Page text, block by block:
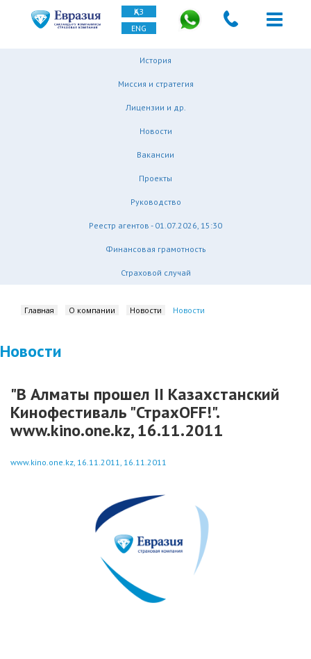
ҚАЗ
ENG
История
Миссия и стратегия
Лицензии и др.
Новости
Вакансии
Проекты
Руководство
Реестр агентов - 01.07.2026, 15:30
Финансовая грамотность
Страховой случай
Главная О компании Новости Новости
Новости
"В Алматы прошел II Казахстанский
Кинофестиваль "СтрахOFF!".
www.kino.one.kz, 16.11.2011
www.kino.one.kz, 16.11.2011, 16.11.2011